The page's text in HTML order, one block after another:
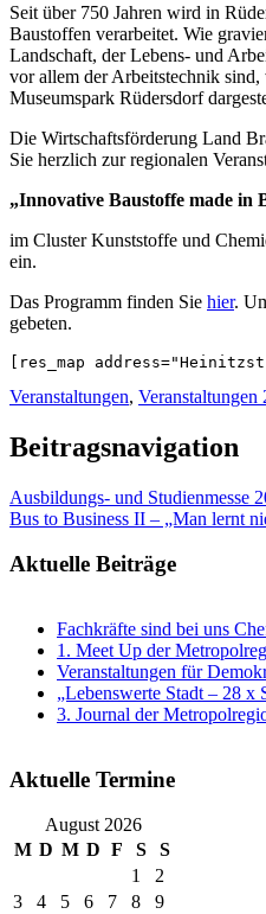
Seit über 750 Jahren wird in
Baustoffen verarbeitet. Wie
Landschaft, der Lebens- und
vor allem der Arbeitstechnik
Museumspark Rüdersdorf
Die Wirtschaftsförderung Land
Sie herzlich zur regionalen
„Innovative Baustoffe made in
im Cluster Kunststoffe und
ein.
Das Programm finden Sie hier.
gebeten.
[res_map
Veranstaltungen, Veranstaltungen
Beitragsnavigation
Ausbildungs- und Studienmesse
Bus to Business II – „Man lernt
Aktuelle Beiträge
Fachkräfte sind bei uns
1. Meet Up der
Veranstaltungen für
„Lebenswerte Stadt – 28
3. Journal der
Aktuelle Termine
August 2026
M D M D F S
S
1
2
3
4 5 6 7 8
9